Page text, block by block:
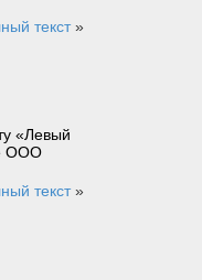
текст»
«Левый
ООО
текст»